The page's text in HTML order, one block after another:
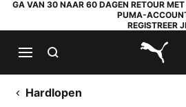
GA VAN 30 NAAR 60 DAGEN RETOUR MET
PUMA-
REGISTREER
Hardlopen